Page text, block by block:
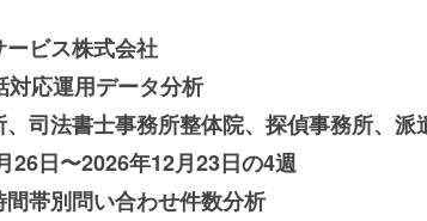
ビス株式会社
応運用データ分析
司法書士事務所整体院、探偵事務所、
26日〜2026年12月23日の4週
帯別問い合わせ件数分析